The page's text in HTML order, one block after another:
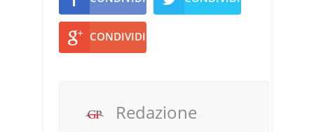
CONDIVIDI
Redazione